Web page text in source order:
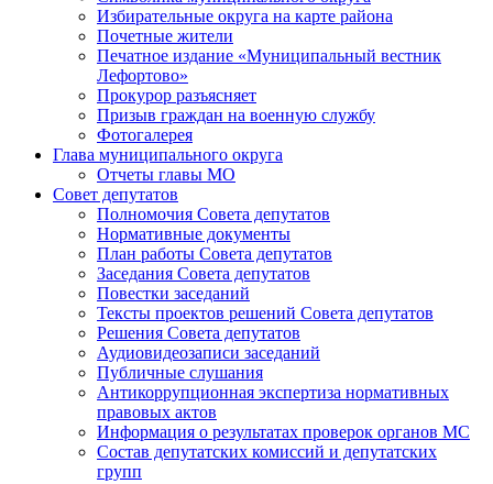
Избирательные округа на карте района
Почетные жители
Печатное издание «Муниципальный вестник
Лефортово»
Прокурор разъясняет
Призыв граждан на военную службу
Фотогалерея
Глава муниципального округа
Отчеты главы МО
Совет депутатов
Полномочия Совета депутатов
Нормативные документы
План работы Совета депутатов
Заседания Cовета депутатов
Повестки заседаний
Тексты проектов решений Совета депутатов
Решения Совета депутатов
Аудиовидеозаписи заседаний
Публичные слушания
Антикоррупционная экспертиза нормативных
правовых актов
Информация о результатах проверок органов МС
Состав депутатских комиссий и депутатских
групп